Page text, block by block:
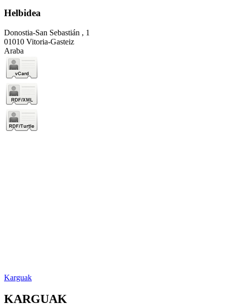
Helbidea
Donostia-San Sebastián , 1
01010 Vitoria-Gasteiz
Araba
Karguak
KARGUAK